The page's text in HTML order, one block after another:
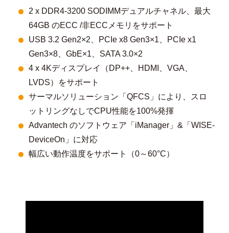
2 x DDR4-3200 SODIMMデュアルチャネル、最大
64GB のECC /非ECCメモリをサポート
USB 3.2 Gen2×2、PCIe x8 Gen3×1、PCIe x1
Gen3×8、GbE×1、SATA 3.0×2
4 x 4Kディスプレイ（DP++、HDMI、VGA、
LVDS）をサポート
サーマルソリューション「QFCS」により、スロ
ットリングなしでCPU性能を100%発揮
Advantech のソフトウェア「iManager」&「WISE-
DeviceOn」に対応
幅広い動作温度をサポート（0～60°C）